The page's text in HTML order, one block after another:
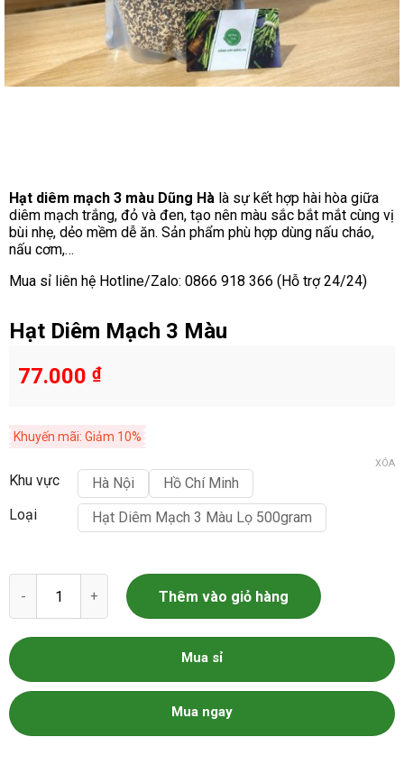
Hạt diêm mạch 3 màu Dũng Hà là sự kết hợp hài hòa giữa
diêm mạch trắng, đỏ và đen, tạo nên màu sắc bắt mắt cùng vị
bùi nhẹ, dẻo mềm dễ ăn. Sản phẩm phù hợp dùng nấu cháo,
nấu cơm,…
Mua sỉ liên hệ Hotline/Zalo: 0866 918 366 (Hỗ trợ 24/24)
Hạt Diêm Mạch 3 Màu
77.000 ₫
Khuyến mãi: Giảm 10%
Khu vực Hà Nội
Hồ Chí Minh
Loại
Hạt Diêm Mạch 3 Màu Lọ 500gram
XÓA
Hạt Diêm Mạch 3 Màu số lượng
Thêm vào giỏ hàng
Mua sỉ
Mua ngay